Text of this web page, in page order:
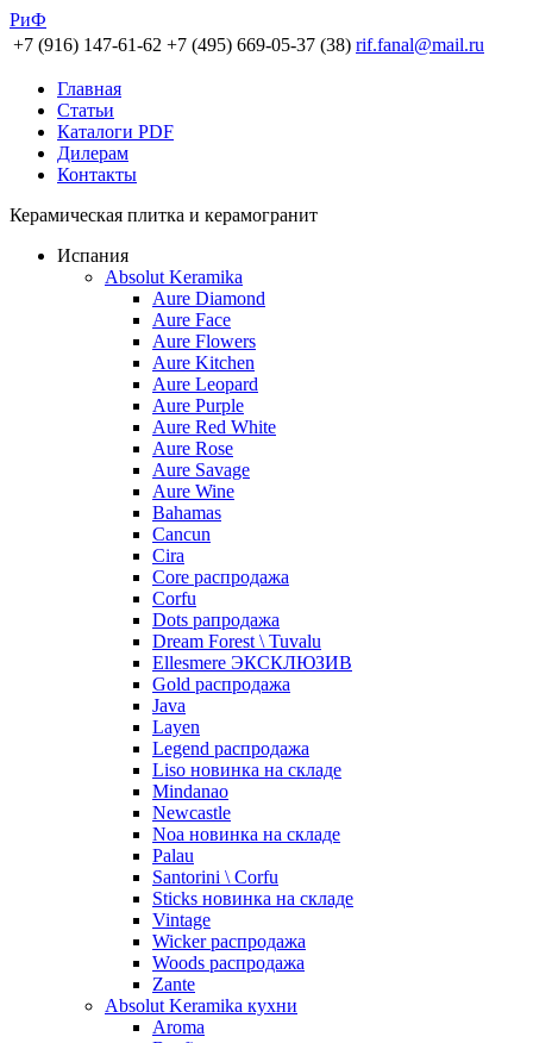
РиФ
+7 (916) 147-61-62 +7 (495) 669-05-37 (38) rif.fanal@mail.ru
Главная
Статьи
Каталоги PDF
Дилерам
Контакты
Керамическая плитка и керамогранит
Испания
Absolut Keramika
Aure Diamond
Aure Face
Aure Flowers
Aure Kitchen
Aure Leopard
Aure Purple
Aure Red White
Aure Rose
Aure Savage
Aure Wine
Bahamas
Cancun
Cira
Core распродажа
Corfu
Dots рапродажа
Dream Forest \ Tuvalu
Ellesmere ЭКСКЛЮЗИВ
Gold распродажа
Java
Layen
Legend распродажа
Liso новинка на складе
Mindanao
Newcastle
Noa новинка на складе
Palau
Santorini \ Corfu
Sticks новинка на складе
Vintage
Wicker распродажа
Woods распродажа
Zante
Absolut Keramika кухни
Aroma